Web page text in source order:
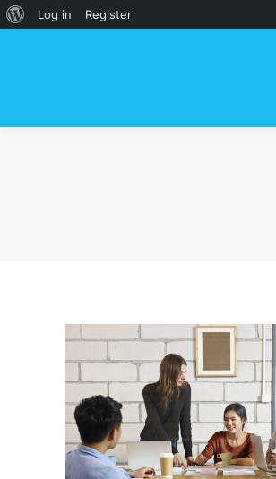
About
Log in Register